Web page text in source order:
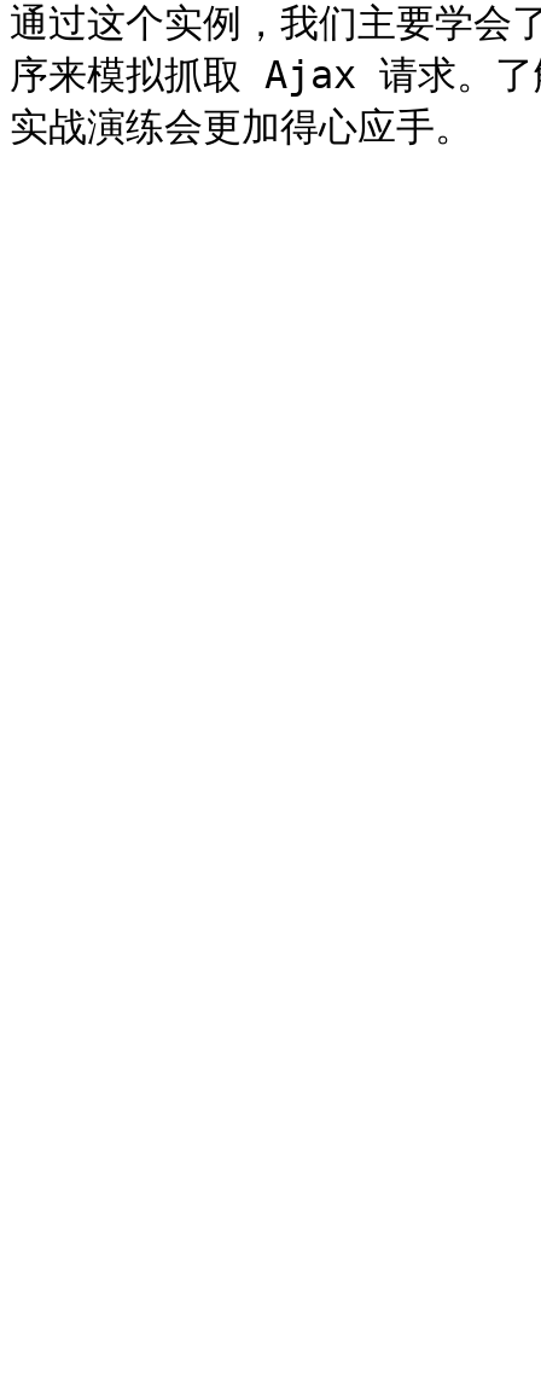
通过这个实例，我们主要学
序来模拟抓取 Ajax 请求。